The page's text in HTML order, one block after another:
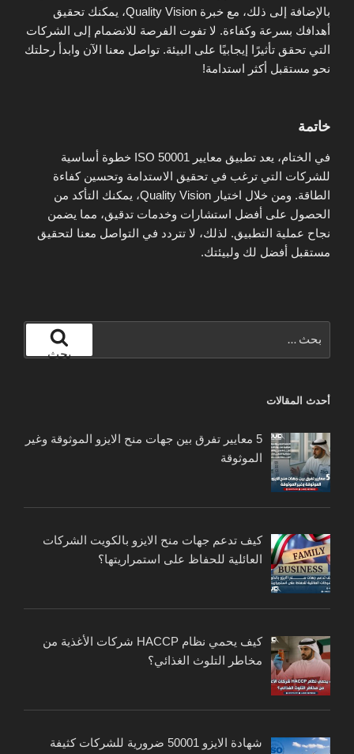
بالإضافة إلى ذلك، مع خبرة Quality Vision، يمكنك تحقيق
أهدافك بسرعة وكفاءة. لا تفوت الفرصة للانضمام إلى الشركات
التي تحقق تأثيرًا إيجابيًا على البيئة. تواصل معنا الآن وابدأ رحلتك
نحو مستقبل أكثر استدامة!
خاتمة
في الختام، يعد تطبيق معايير ISO 50001 خطوة أساسية
للشركات التي ترغب في تحقيق الاستدامة وتحسين كفاءة
الطاقة. ومن خلال اختيار Quality Vision، يمكنك التأكد من
الحصول على أفضل استشارات وخدمات تدقيق، مما يضمن
نجاح عملية التطبيق. لذلك، لا تتردد في التواصل معنا لتحقيق
مستقبل أفضل لك ولبيئتك.
عن:
بحث
أحدث المقالات
5 معايير تفرق بين جهات منح الايزو الموثوقة وغير
الموثوقة
كيف تدعم جهات منح الايزو بالكويت الشركات
العائلية للحفاظ على استمراريتها؟
كيف يحمي نظام HACCP شركات الأغذية من
مخاطر التلوث الغذائي؟
شهادة الايزو 50001 ضرورية للشركات كثيفة